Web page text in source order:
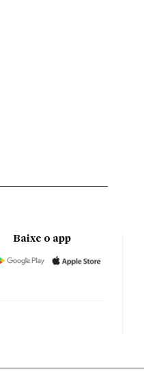
Baixe o app